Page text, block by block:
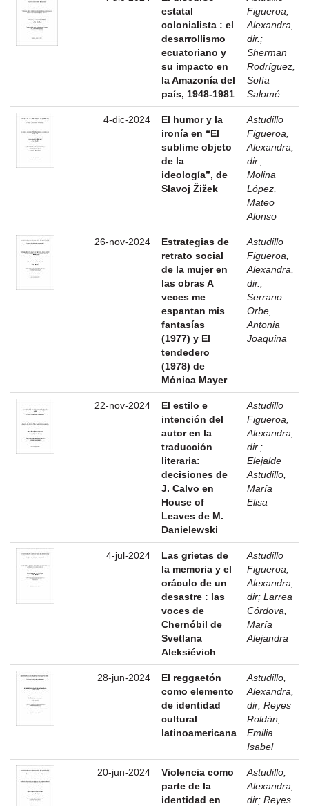
estatal
colonialista : el
desarrollismo
ecuatoriano y
su impacto en
la Amazonía del
país, 1948-1981
Figueroa,
Alexandra,
dir. ;
Sherman
Rodríguez,
Sofía
Salomé
4-dic-2024
El humor y la
ironía en “El
sublime objeto
de la
ideología”, de
Slavoj Žižek
Astudillo
Figueroa,
Alexandra,
dir. ;
Molina
López,
Mateo
Alonso
26-nov-2024
Estrategias de
retrato social
de la mujer en
las obras A
veces me
espantan mis
fantasías
(1977) y El
tendedero
(1978) de
Mónica Mayer
Astudillo
Figueroa,
Alexandra,
dir. ;
Serrano
Orbe,
Antonia
Joaquina
22-nov-2024
El estilo e
intención del
autor en la
traducción
literaria:
decisiones de
J. Calvo en
House of
Leaves de M.
Danielewski
Astudillo
Figueroa,
Alexandra,
dir. ;
Elejalde
Astudillo,
María
Elisa
4-jul-2024
Las grietas de
la memoria y el
oráculo de un
desastre : las
voces de
Chernóbil de
Svetlana
Aleksiévich
Astudillo
Figueroa,
Alexandra,
dir; Larrea
Córdova,
María
Alejandra
28-jun-2024
El reggaetón
como elemento
de identidad
cultural
latinoamericana
Astudillo,
Alexandra,
dir; Reyes
Roldán,
Emilia
Isabel
20-jun-2024
Violencia como
parte de la
identidad en
Astudillo,
Alexandra,
dir; Reyes